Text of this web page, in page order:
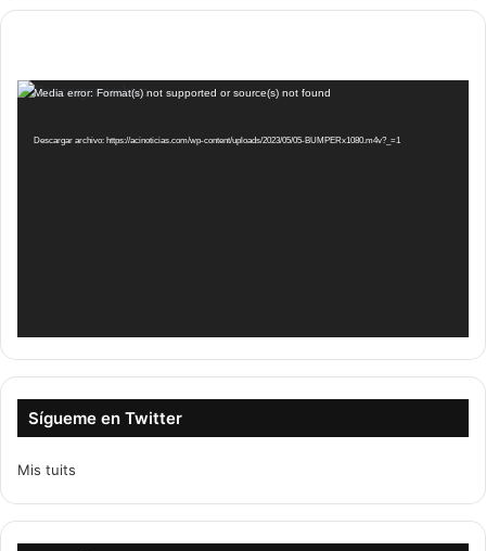
Reproductor
vídeo
Media error: Format(s) not supported or source(s) not found
Descargar archivo: https://acinoticias.com/wp-content/uploads/2023/05/05-BUMPERx1080.m4v?_=1
Sígueme en Twitter
Mis tuits